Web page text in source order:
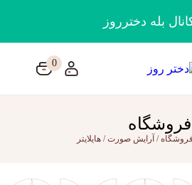
بله دخترروز
0
فروشگاه
فروشگاه/ آرایش صورت/هایلایتر